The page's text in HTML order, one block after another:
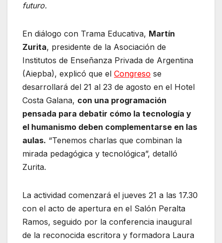
futuro.
En diálogo con Trama Educativa, Martín
Zurita, presidente de la Asociación de
Institutos de Enseñanza Privada de Argentina
(Aiepba), explicó que el Congreso se
desarrollará del 21 al 23 de agosto en el Hotel
Costa Galana, con una programación
pensada para debatir cómo la tecnología y
el humanismo deben complementarse en las
aulas. “Tenemos charlas que combinan la
mirada pedagógica y tecnológica”, detalló
Zurita.
La actividad comenzará el jueves 21 a las 17.30
con el acto de apertura en el Salón Peralta
Ramos, seguido por la conferencia inaugural
de la reconocida escritora y formadora Laura